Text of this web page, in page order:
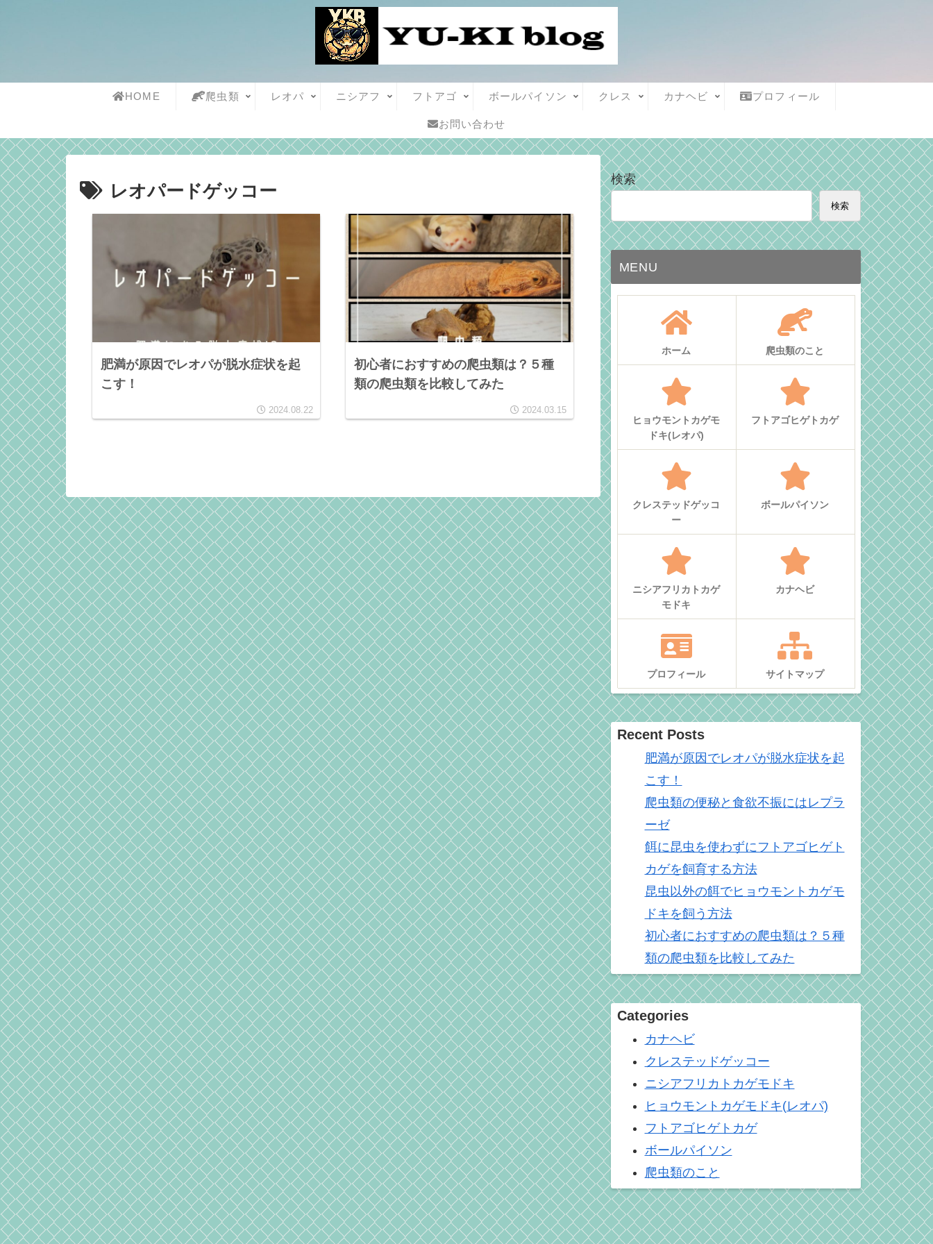
HOME 爬虫類 レオパ ニシアフ フトアゴ ボールパイソン クレス カナヘビ プロフィール
お問い合わせ
レオパードゲッコー
肥満が原因でレオパが脱水症状を起
こす！
2024.08.22
初心者におすすめの爬虫類は？５種
類の爬虫類を比較してみた
2024.03.15
検索
検索
MENU
ホーム 爬虫類のこと
ヒョウモントカゲモ
ドキ(レオパ)
フトアゴヒゲトカゲ
クレステッドゲッコ
ー
ボールパイソン
ニシアフリカトカゲ
モドキ
カナヘビ
プロフィール サイトマップ
Recent Posts
肥満が原因でレオパが脱水症状を起
こす！
爬虫類の便秘と食欲不振にはレプラ
ーゼ
餌に昆虫を使わずにフトアゴヒゲト
カゲを飼育する方法
昆虫以外の餌でヒョウモントカゲモ
ドキを飼う方法
初心者におすすめの爬虫類は？５種
類の爬虫類を比較してみた
Categories
カナヘビ
クレステッドゲッコー
ニシアフリカトカゲモドキ
ヒョウモントカゲモドキ(レオパ)
フトアゴヒゲトカゲ
ボールパイソン
爬虫類のこと